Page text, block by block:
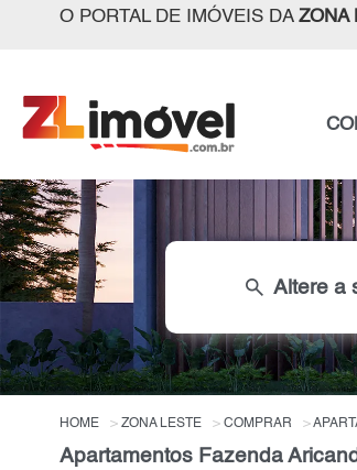
O PORTAL DE IMÓVEIS DA ZONA
search Altere a
HOME ZONA LESTE COMPRAR
Apartamentos Fazenda